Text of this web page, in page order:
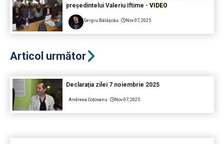
președintelui Valeriu Iftime - VIDEO
Sergiu Bălășcău Nov 07, 2025
Articol următor
Declarația zilei 7 noiembrie 2025
Andreea Coțovanu Nov 07, 2025